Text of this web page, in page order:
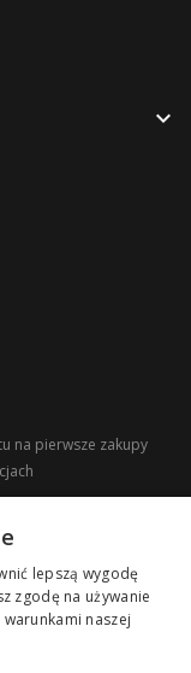

na pierwsze zakupy
lepszą wygodę
zgodę na używanie
naszej